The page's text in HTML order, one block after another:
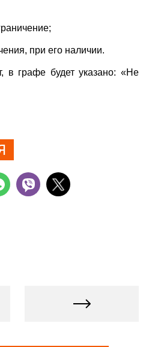
при его наличии.
в графе будет указано: «Не